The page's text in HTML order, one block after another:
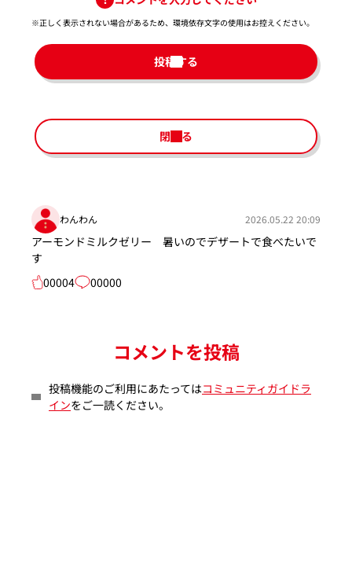
※正しく表示されない場合があるため、環境依存文字の使用はお控えください。​
投稿する
閉じる
わんわん 2026.05.22 20:09
アーモンドミルクゼリー 暑いのでデザートで食べたいで
す
00004
00000
コメントを投稿
投稿機能のご利用にあたってはコミュニティガイドラ
インをご一読ください。